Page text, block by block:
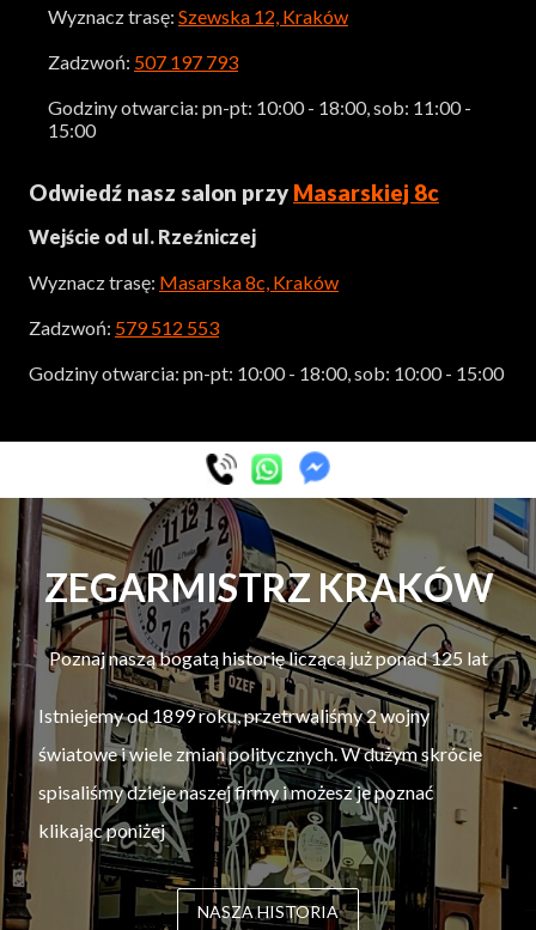
Wyznacz trasę: Szewska 12, Kraków
Zadzwoń: 507 197 793
Godziny otwarcia: pn-pt: 10:00 - 18:00, sob: 11:00 -
15:00
Odwiedź nasz salon przy Masarskiej 8c
Wejście od ul. Rzeźniczej
Wyznacz trasę: Masarska 8c, Kraków
Zadzwoń: 579 512 553
Godziny otwarcia: pn-pt: 10:00 - 18:00, sob: 10:00 - 15:00
ZEGARMISTRZ KRAKÓW
Poznaj naszą bogatą historię liczącą już ponad 125 lat
Istniejemy od 1899 roku, przetrwaliśmy 2 wojny
światowe i wiele zmian politycznych. W dużym skrócie
spisaliśmy dzieje naszej firmy i możesz je poznać
klikając poniżej
NASZA HISTORIA